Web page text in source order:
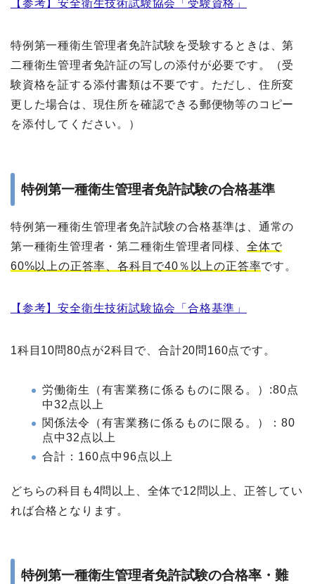
【参考】安全衛生技術試験協会「受験資格」
特例第一種衛生管理者免許試験を受験するときは、第
二種衛生管理者免許証の写しの添付が必要です。（受
験資格を証する添付書類は不要です。ただし、住所変
更した場合は、現住所を確認できる郵便物等のコピー
を添付してください。）
特例第一種衛生管理者免許試験の合格基準
特例第一種衛生管理者免許試験の合格基準は、通常の
第一種衛生管理者・第二種衛生管理者同様、 全体で
60%以上の正答率、各科目で40％以上の正答率です。
【参考】安全衛生技術試験協会「合格基準」
1科目10問80点が2科目で、合計20問160点です。
労働衛生（有害業務に係るものに限る。）:80点
中32点以上
関係法令（有害業務に係るものに限る。）：80
点中32点以上
合計：160点中96点以上
どちらの科目も4問以上、全体で12問以上、正答してい
れば合格となります。
特例第一種衛生管理者免許試験の合格率・難